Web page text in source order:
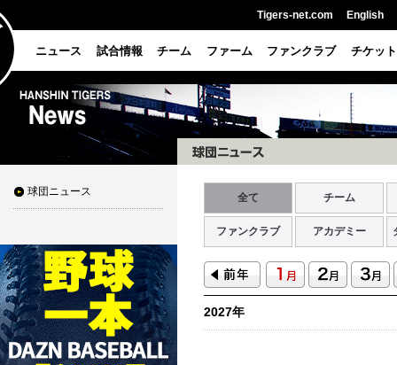
Tigers-net.com English
ニュース 試合情報 チーム ファーム ファンクラブ チケット
球団ニュース 全て チーム
ファンクラブ アカデミー
2027年